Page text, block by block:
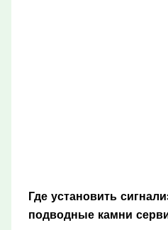
Где установить
подводные камни